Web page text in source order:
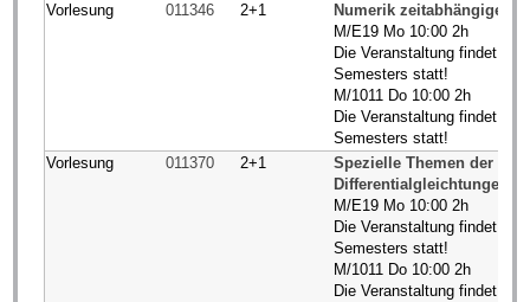
Vorlesung
011346 2+1
Numerik zeitabhängiger
M/E19 Mo 10:00 2h
Die Veranstaltung findet in
Semesters statt!
M/1011 Do 10:00 2h
Die Veranstaltung findet in
Semesters statt!
Vorlesung
011370 2+1
Spezielle Themen der
Differentialgleichtungen
M/E19 Mo 10:00 2h
Die Veranstaltung findet in
Semesters statt!
M/1011 Do 10:00 2h
Die Veranstaltung findet in